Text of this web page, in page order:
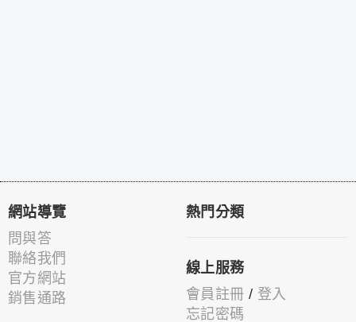
網站導覽
問與答
聯絡我們
官方網站
銷售通路
熱門分類
線上服務
會員註冊 / 登入
忘記密碼